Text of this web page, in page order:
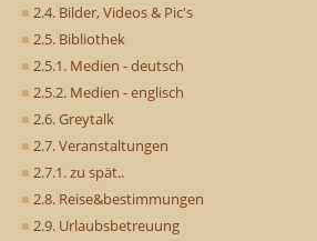
2.4. Bilder, Videos & Pic's
2.5. Bibliothek
2.5.1. Medien - deutsch
2.5.2. Medien - englisch
2.6. Greytalk
2.7. Veranstaltungen
2.7.1. zu spät..
2.8. Reise&bestimmungen
2.9. Urlaubsbetreuung